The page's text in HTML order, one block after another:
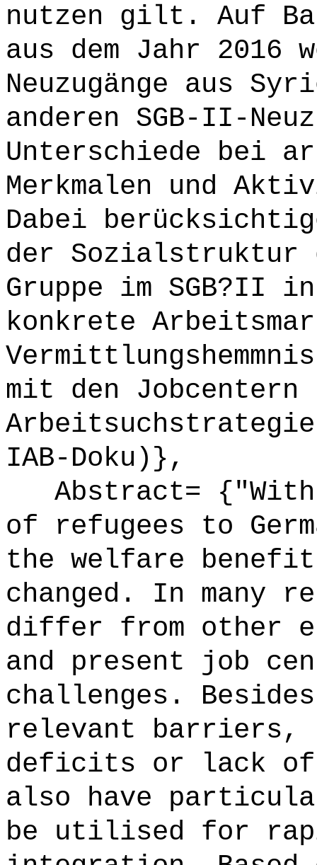
nutzen gilt. Auf
aus dem Jahr 2016
Neuzugänge aus
anderen SGB-II-
Unterschiede bei
Merkmalen und
Dabei
der Sozialstruktur
Gruppe im SGB?II
konkrete
mit den
IAB-Doku)},
Abstract=
of refugees to
the welfare
changed. In many
differ from other
and present job
challenges.
relevant barriers,
deficits or lack
also have
be utilised for